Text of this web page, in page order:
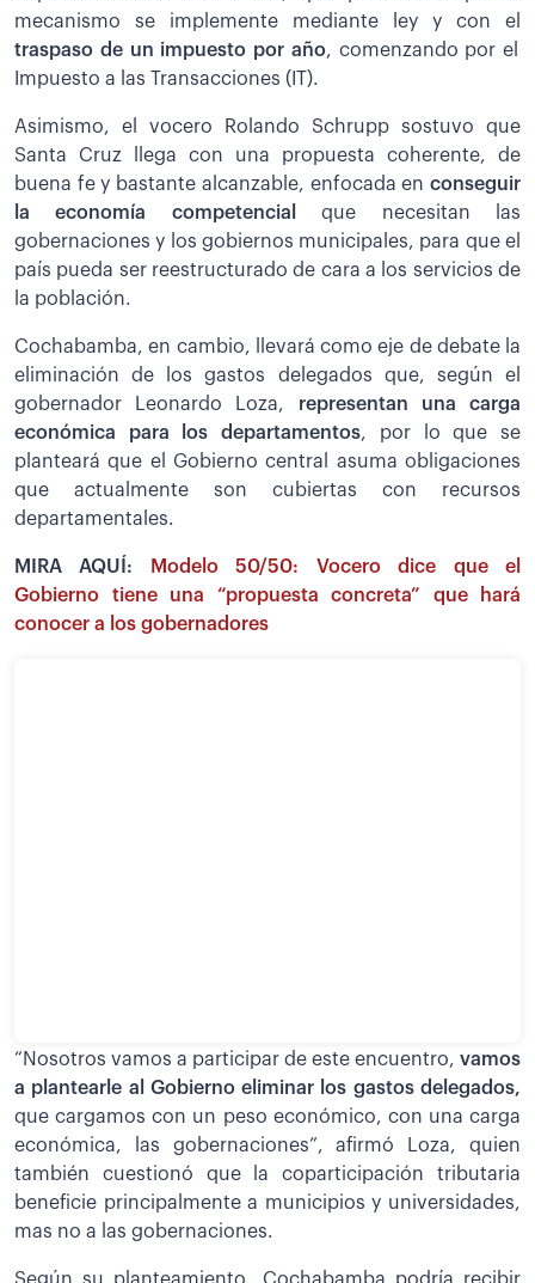
mecanismo se implemente mediante ley y con el
traspaso de un impuesto por año, comenzando por el
Impuesto a las Transacciones (IT).
Asimismo, el vocero Rolando Schrupp sostuvo que
Santa Cruz llega con una propuesta coherente, de
buena fe y bastante alcanzable, enfocada en conseguir
la economía competencialque necesitan las
gobernaciones y los gobiernos municipales, para que el
país pueda ser reestructurado de cara a los servicios de
la población.
Cochabamba, en cambio, llevará como eje de debate la
eliminación de los gastos delegados que, según el
gobernador Leonardo Loza, representan una carga
económica para los departamentos, por lo que se
planteará que el Gobierno central asuma obligaciones
que actualmente son cubiertas con recursos
departamentales.
MIRA AQUÍ:
Modelo 50/50: Vocero dice que el
Gobierno tiene una “propuesta concreta” que hará
conocer a los gobernadores
“Nosotros vamos a participar de este encuentro, vamos
a plantearle al Gobierno eliminar los gastos delegados,
que cargamos con un peso económico, con una carga
económica, las gobernaciones”, afirmó Loza, quien
también cuestionó que la coparticipación tributaria
beneficie principalmente a municipios y universidades,
mas no a las gobernaciones.
Según su planteamiento, Cochabamba podría recibir